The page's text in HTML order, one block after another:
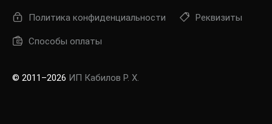
Политика конфиденциальности Реквизиты
Способы оплаты
© 2011–2026 ИП Кабилов Р. Х.